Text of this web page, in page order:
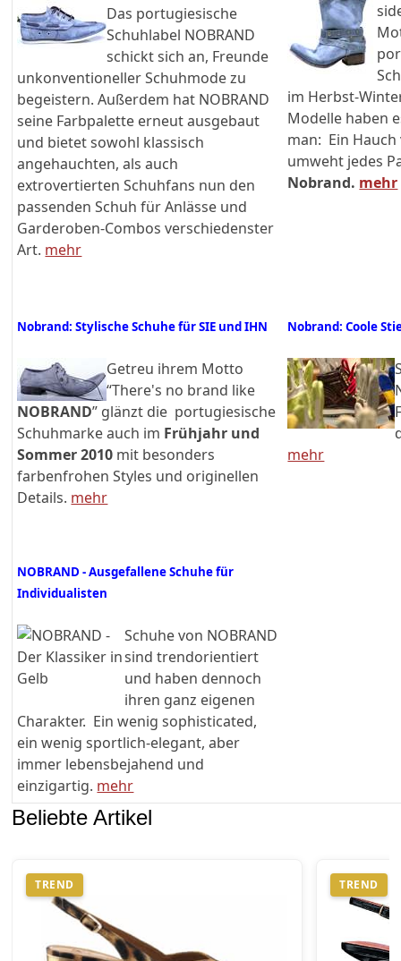
Das portugiesische
Schuhlabel NOBRAND
schickt sich an, Freunde
unkonventioneller Schuhmode zu
begeistern. Außerdem hat NOBRAND
seine Farbpalette erneut ausgebaut
und bietet sowohl klassisch
angehauchten, als auch
extrovertierten Schuhfans nun den
passenden Schuh für Anlässe und
Garderoben-Combos verschiedenster
Art. mehr
im Herbst-
Modelle haben
man: Ein
umweht jedes
Nobrand. mehr
Nobrand: Stylische Schuhe für SIE und IHN
Getreu ihrem Motto
“There's no brand like
NOBRAND” glänzt die portugiesische
Schuhmarke auch im Frühjahr und
Sommer 2010 mit besonders
farbenfrohen Styles und originellen
Details. mehr
Nobrand: Coole
mehr
NOBRAND - Ausgefallene Schuhe für
Individualisten
Schuhe von NOBRAND
sind trendorientiert
und haben dennoch
ihren ganz eigenen
Charakter. Ein wenig sophisticated,
ein wenig sportlich-elegant, aber
immer lebensbejahend und
einzigartig. mehr
Beliebte Artikel
TREND TREND